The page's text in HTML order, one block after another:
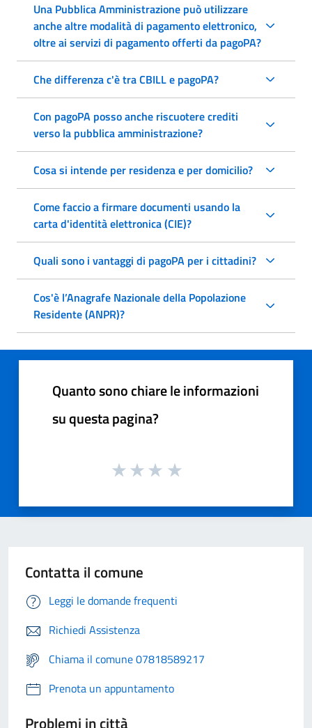
Una Pubblica Amministrazione può utilizzare
anche altre modalità di pagamento elettronico,
oltre ai servizi di pagamento offerti da pagoPA?
Che differenza c'è tra CBILL e pagoPA?
Con pagoPA posso anche riscuotere crediti
verso la pubblica amministrazione?
Cosa si intende per residenza e per domicilio?
Come faccio a firmare documenti usando la
carta d'identità elettronica (CIE)?
Quali sono i vantaggi di pagoPA per i cittadini?
Cos'è l’Anagrafe Nazionale della Popolazione
Residente (ANPR)?
Quanto sono chiare le informazioni
su questa pagina?
Contatta il comune
Leggi le domande frequenti
Richiedi Assistenza
Chiama il comune 07818589217
Prenota un appuntamento
Problemi in città